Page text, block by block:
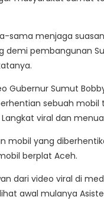
sama menjaga
demi pembangunan
Gubernur Sumut
sebuah mobil
viral dan
mobil yang
berplat Aceh.
dari video viral di
awal mulanya